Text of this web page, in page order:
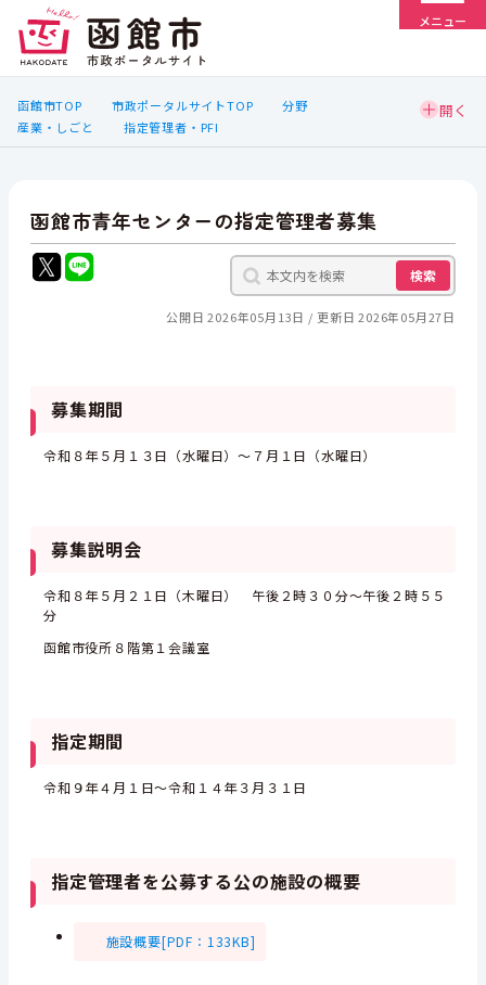
メニュー
函館市TOP 市政ポータルサイトTOP
分野
産業・しごと
指定管理者・PFI
函館市青年センターの指定管理者募集
検索
公開日 2026年05月13日 更新日 2026年05月27日
募集期間
令和８年５月１３日（水曜日）～７月１日（水曜日）
募集説明会
令和８年５月２１日（木曜日） 午後２時３０分～午後２時５５
分
函館市役所８階第１会議室
指定期間
令和９年４月１日～令和１４年３月３１日
指定管理者を公募する公の施設の概要
施設概要[PDF：133KB]